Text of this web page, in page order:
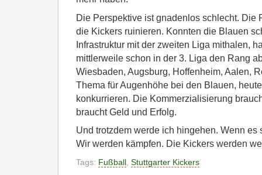
Die Perspektive ist gnadenlos schlecht. Die
die Kickers ruinieren. Konnten die Blauen
Infrastruktur mit der zweiten Liga mithalen,
mittlerweile schon in der 3. Liga den Rang
Wiesbaden, Augsburg, Hoffenheim, Aalen,
Thema für Augenhöhe bei den Blauen,
konkurrieren. Die Kommerzialisierung
braucht Geld und Erfolg.
Und trotzdem werde ich hingehen. Wenn
Wir werden kämpfen. Die Kickers werden
Tags: Fußball Stuttgarter Kickers